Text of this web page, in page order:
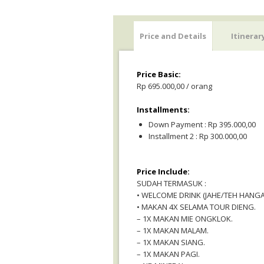
Price and Details
Price Basic:
Rp 695.000,00 / orang
Installments:
Down Payment : Rp 395.000,00
Installment 2 : Rp 300.000,00
Price Include:
SUDAH TERMASUK :
• WELCOME DRINK (JAHE/TEH
• MAKAN 4X SELAMA TOUR DIENG.
– 1X MAKAN MIE ONGKLOK.
– 1X MAKAN MALAM.
– 1X MAKAN SIANG.
– 1X MAKAN PAGI.